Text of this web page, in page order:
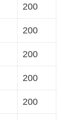
200
200
200
200
200